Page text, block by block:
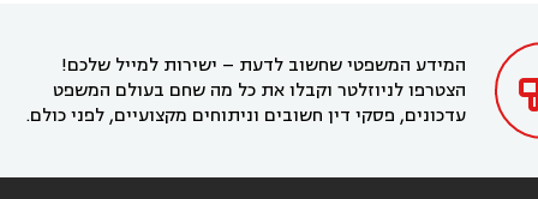
המידע המשפטי שחשוב לדעת – ישירות למייל שלכם!
הצטרפו לניוזלטר וקבלו את כל מה שחם בעולם המשפט
עדכונים, פסקי דין חשובים וניתוחים מקצועיים, לפני כולם.